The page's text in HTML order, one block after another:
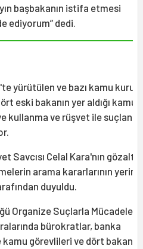
başbakanın istifa etmesi
ediyorum” dedi.
yürütülen ve bazı kamu
eski bakanın yer aldığı kamu
kullanma ve rüşvet ile
Savcısı Celal Kara'nın gözaltı
arama kararlarının yerine
duyuldu.
Organize Suçlarla Mücadele
bürokratlar, banka
görevlileri ve dört bakan